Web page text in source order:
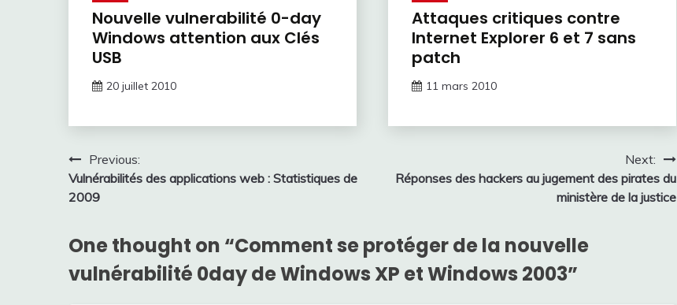
Nouvelle vulnerabilité 0-day
Windows attention aux Clés
USB
20 juillet 2010
Attaques critiques contre
Internet Explorer 6 et 7 sans
patch
11 mars 2010
Navigation
de
Previous:
Vulnérabilités des applications web : Statistiques de
2009
Next:
Réponses des hackers au jugement des pirates du
ministère de la justice
One thought on “Comment se protéger de la nouvelle
vulnérabilité 0day de Windows XP et Windows 2003”